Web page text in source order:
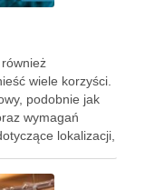
wiele korzyści.
podobnie jak
wymagań
lokalizacji,
te …